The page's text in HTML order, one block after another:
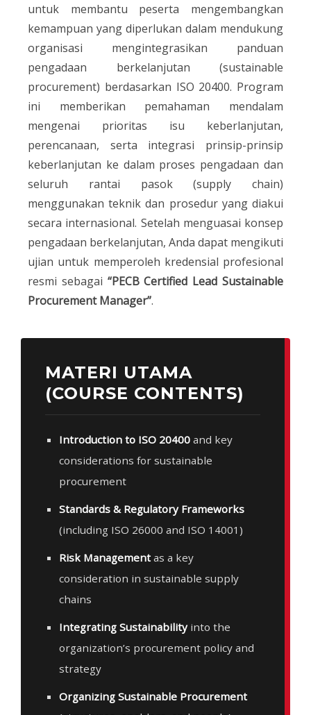
untuk membantu peserta mengembangkan
kemampuan yang diperlukan dalam mendukung
organisasi mengintegrasikan panduan
pengadaan berkelanjutan (sustainable
procurement) berdasarkan ISO 20400. Program
ini memberikan pemahaman mendalam
mengenai prioritas isu keberlanjutan,
perencanaan, serta integrasi prinsip-prinsip
keberlanjutan ke dalam proses pengadaan dan
seluruh rantai pasok (supply chain)
menggunakan teknik dan prosedur yang diakui
secara internasional. Setelah menguasai konsep
pengadaan berkelanjutan, Anda dapat mengikuti
ujian untuk memperoleh kredensial profesional
resmi sebagai “PECB Certified Lead Sustainable
Procurement Manager”.
MATERI UTAMA
(COURSE CONTENTS)
Introduction to ISO 20400 and key
considerations for sustainable
procurement
Standards & Regulatory Frameworks
(including ISO 26000 and ISO 14001)
Risk Management as a key
consideration in sustainable supply
chains
Integrating Sustainabilityinto the
organization’s procurement policy and
strategy
Organizing Sustainable Procurement